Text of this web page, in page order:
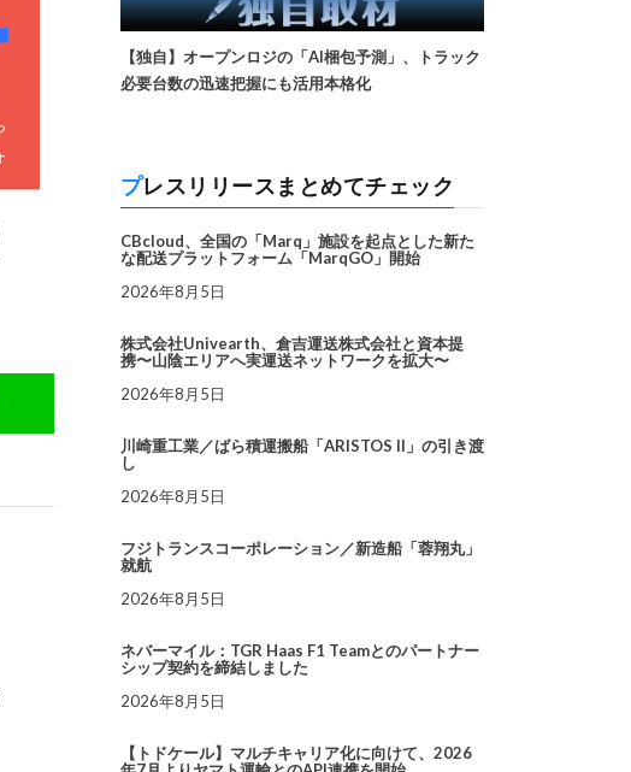
【独自】オープンロジの「AI梱包予測」、トラック
必要台数の迅速把握にも活用本格化
プレスリリースまとめてチェック
CBcloud、全国の「Marq」施設を起点とした新た
な配送プラットフォーム「MarqGO」開始
2026年8月5日
株式会社Univearth、倉吉運送株式会社と資本提
携〜山陰エリアへ実運送ネットワークを拡大〜
2026年8月5日
川崎重工業／ばら積運搬船「ARISTOS II」の引き渡
し
2026年8月5日
フジトランスコーポレーション／新造船「蓉翔丸」
就航
2026年8月5日
ネバーマイル：TGR Haas F1 Teamとのパートナー
シップ契約を締結しました
2026年8月5日
【トドケール】マルチキャリア化に向けて、2026